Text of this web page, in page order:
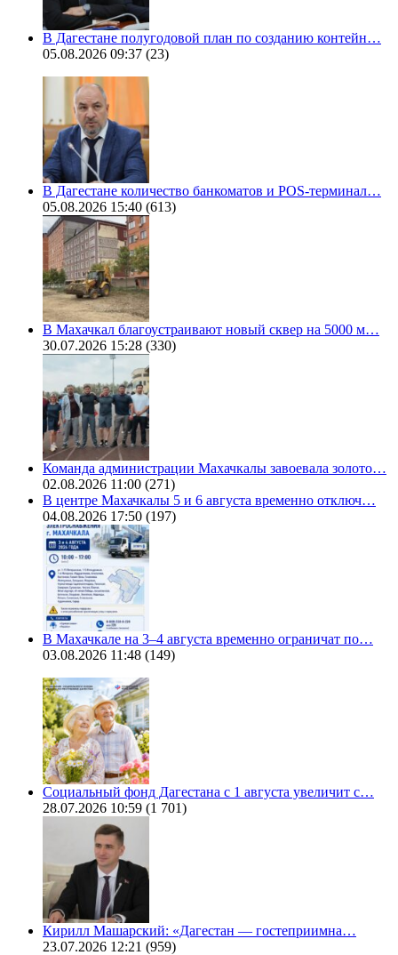
В Дагестане полугодовой план по созданию контейн…
05.08.2026 09:37 (23)
В Дагестане количество банкоматов и POS-терминал…
05.08.2026 15:40 (613)
В Махачкал благоустраивают новый сквер на 5000 м…
30.07.2026 15:28 (330)
Команда администрации Махачкалы завоевала золото…
02.08.2026 11:00 (271)
В центре Махачкалы 5 и 6 августа временно отключ…
04.08.2026 17:50 (197)
В Махачкале на 3–4 августа временно ограничат по…
03.08.2026 11:48 (149)
Социальный фонд Дагестана с 1 августа увеличит с…
28.07.2026 10:59 (1 701)
Кирилл Машарский: «Дагестан — гостеприимна…
23.07.2026 12:21 (959)